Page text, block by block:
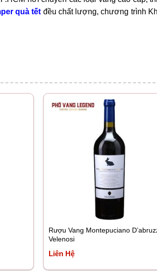
quà tết đều chất lượng, chương trình
Rượu Vang Montepuciano
Velenosi
Liên Hệ